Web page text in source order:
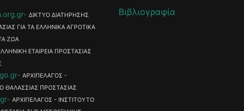
ΔΙΚΤΥΟ ΔΙΑΤΗΡΗΣΗΣ
ΓΙΑ ΤΑ ΕΛΛΗΝΙΚΑ ΑΓΡΟΤΙΚΑ
ΖΩΑ
ΕΤΑΙΡΕΙΑ ΠΡΟΣΤΑΣΙΑΣ
ΑΡΧΙΠΕΛΑΓΟΣ -
ΘΑΛΑΣΣΙΑΣ ΠΡΟΣΤΑΣΙΑΣ
ΑΡΧΙΠΕΛΑΓΟΣ - ΙΝΣΤΙΤΟΥΤΟ
Βιβλιογραφία